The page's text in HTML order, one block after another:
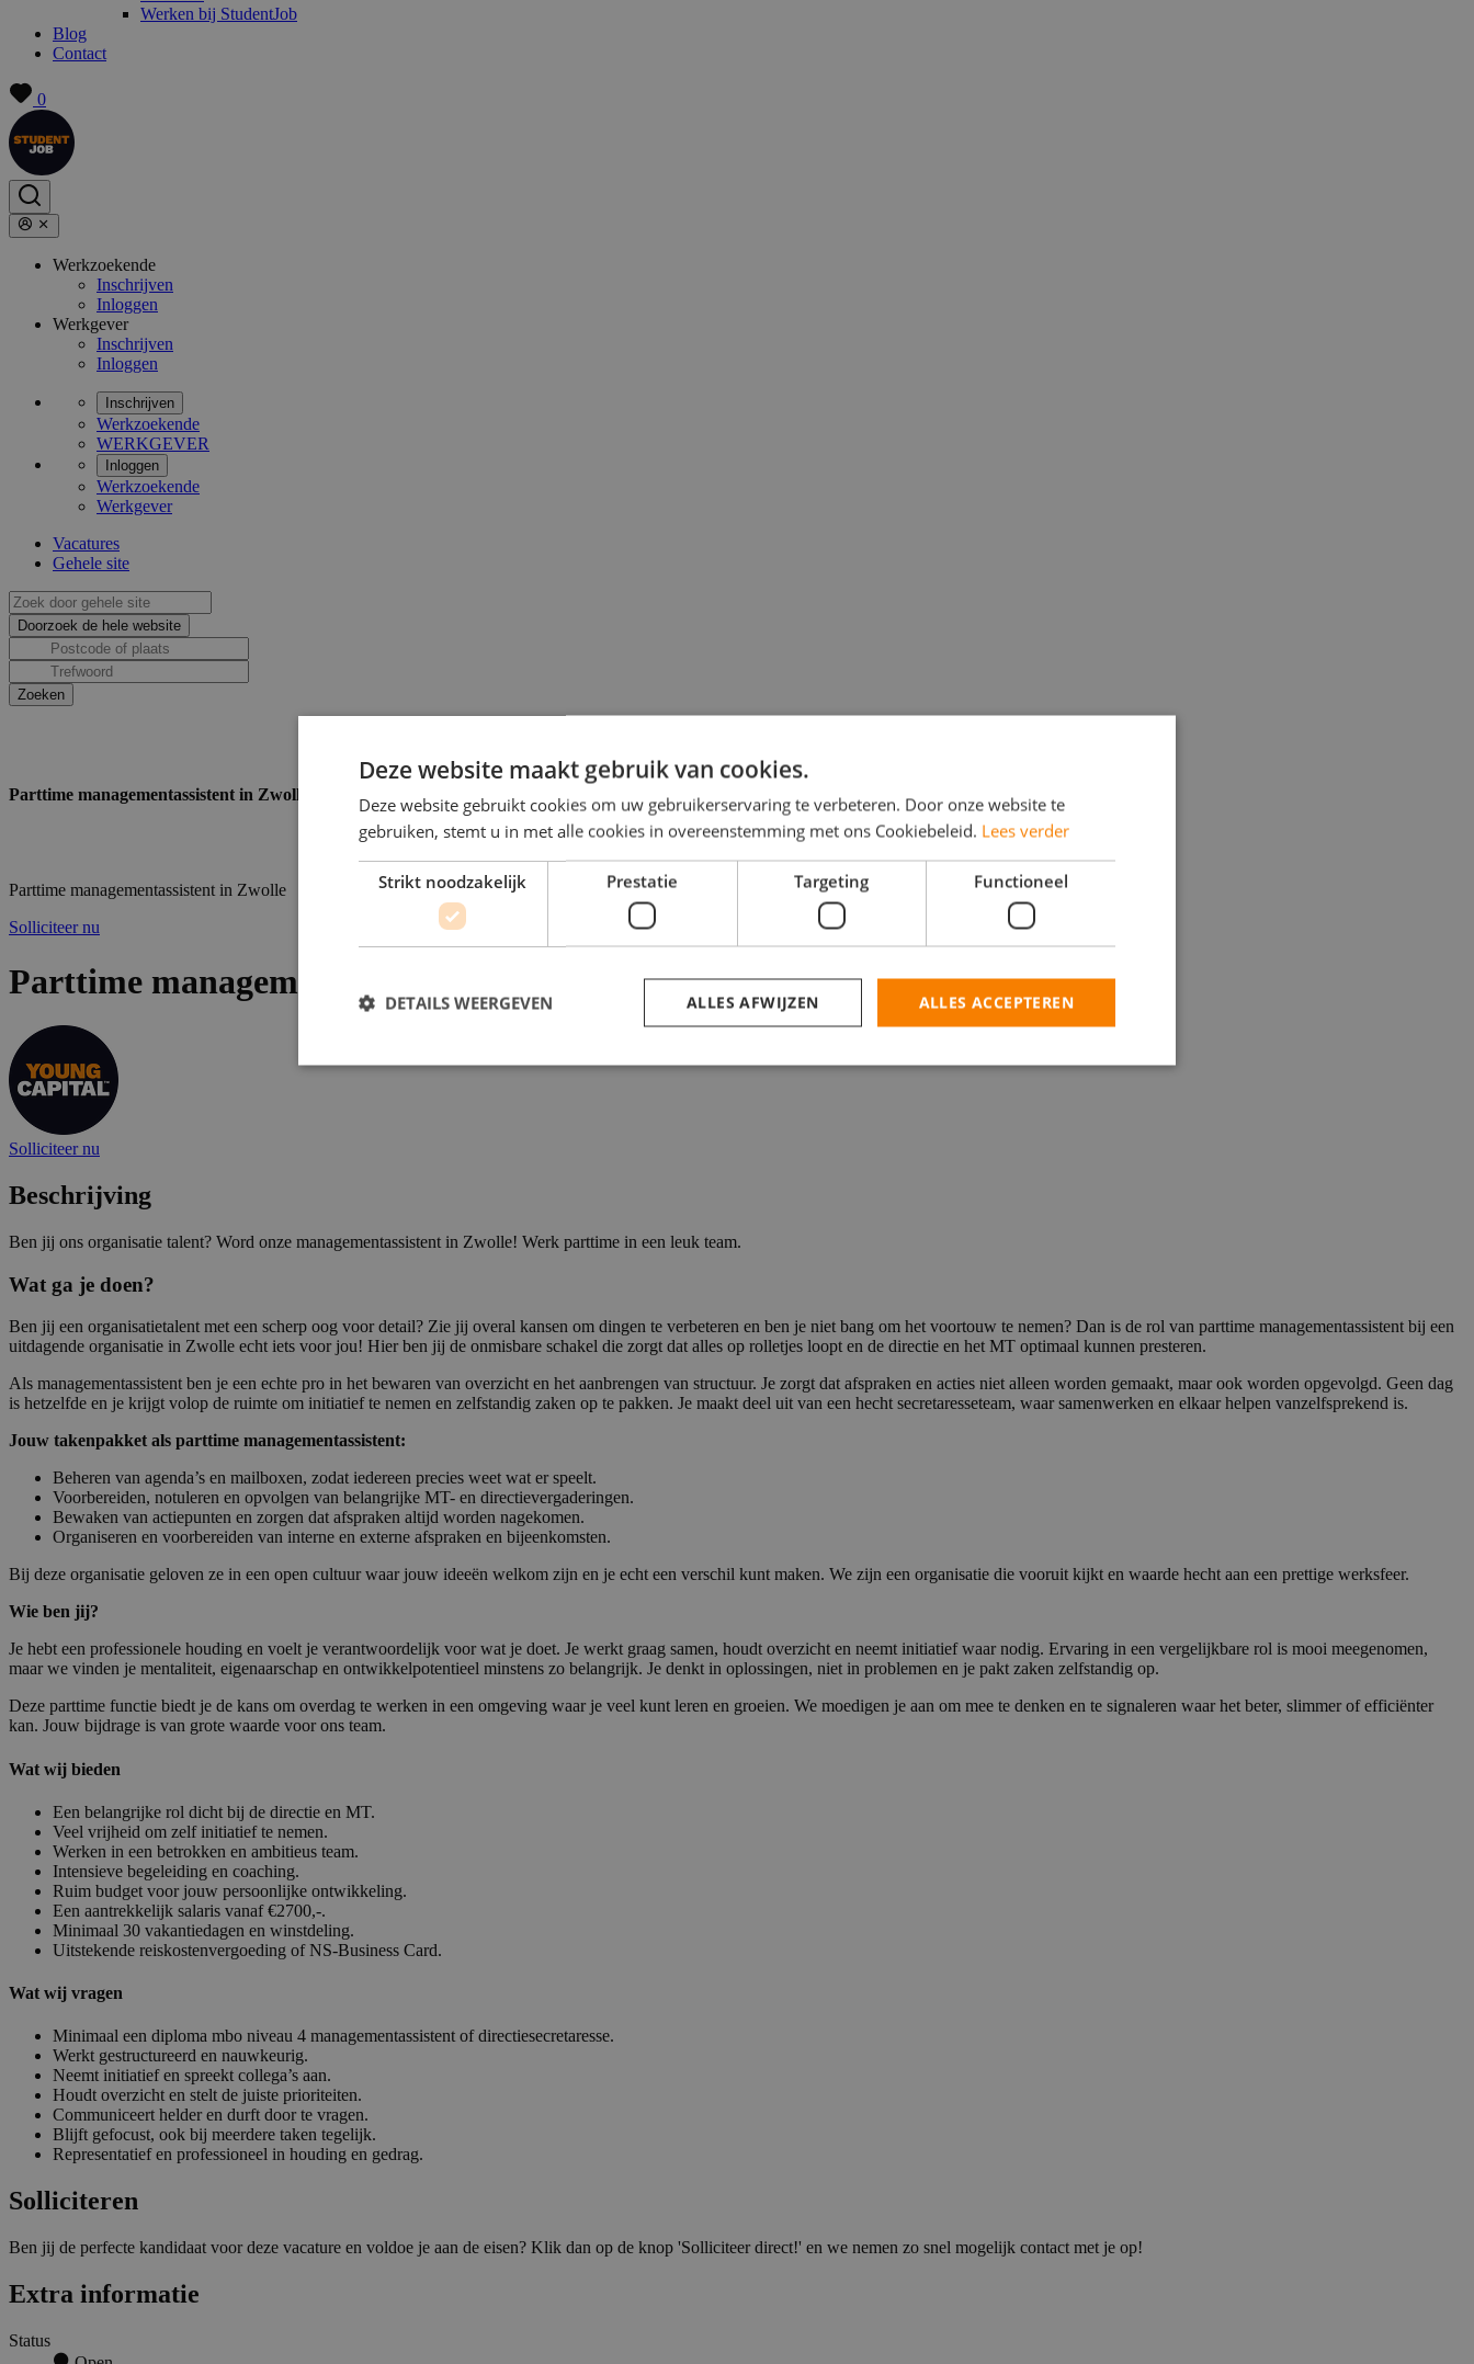
Werken bij StudentJob
Blog
Contact
0
Werkzoekende
Inschrijven
Inloggen
Werkgever
Inschrijven
Inloggen
Inschrijven
Werkzoekende
WERKGEVER
Inloggen
Werkzoekende
Werkgever
Vacatures
Gehele site
Parttime managementassistent in Zwolle
Parttime managementassistent in Zwolle
Solliciteer nu
Parttime managementassistent in Zwolle
Solliciteer nu
Beschrijving
Ben jij ons organisatie talent? Word onze managementassistent in Zwolle! Werk parttime in een leuk team.
Wat ga je doen?
Ben jij een organisatietalent met een scherp oog voor detail? Zie jij overal kansen om dingen te verbeteren en ben je niet bang om het voortouw te nemen? Dan is de rol van parttime managementassistent bij een
uitdagende organisatie in Zwolle echt iets voor jou! Hier ben jij de onmisbare schakel die zorgt dat alles op rolletjes loopt en de directie en het MT optimaal kunnen presteren.
Als managementassistent ben je een echte pro in het bewaren van overzicht en het aanbrengen van structuur. Je zorgt dat afspraken en acties niet alleen worden gemaakt, maar ook worden opgevolgd. Geen dag
is hetzelfde en je krijgt volop de ruimte om initiatief te nemen en zelfstandig zaken op te pakken. Je maakt deel uit van een hecht secretaresseteam, waar samenwerken en elkaar helpen vanzelfsprekend is.
Jouw takenpakket als parttime managementassistent:
Beheren van agenda’s en mailboxen, zodat iedereen precies weet wat er speelt.
Voorbereiden, notuleren en opvolgen van belangrijke MT- en directievergaderingen.
Bewaken van actiepunten en zorgen dat afspraken altijd worden nagekomen.
Organiseren en voorbereiden van interne en externe afspraken en bijeenkomsten.
Bij deze organisatie geloven ze in een open cultuur waar jouw ideeën welkom zijn en je echt een verschil kunt maken. We zijn een organisatie die vooruit kijkt en waarde hecht aan een prettige werksfeer.
Wie ben jij?
Je hebt een professionele houding en voelt je verantwoordelijk voor wat je doet. Je werkt graag samen, houdt overzicht en neemt initiatief waar nodig. Ervaring in een vergelijkbare rol is mooi meegenomen,
maar we vinden je mentaliteit, eigenaarschap en ontwikkelpotentieel minstens zo belangrijk. Je denkt in oplossingen, niet in problemen en je pakt zaken zelfstandig op.
Deze parttime functie biedt je de kans om overdag te werken in een omgeving waar je veel kunt leren en groeien. We moedigen je aan om mee te denken en te signaleren waar het beter, slimmer of efficiënter
kan. Jouw bijdrage is van grote waarde voor ons team.
Wat wij bieden
Een belangrijke rol dicht bij de directie en MT.
Veel vrijheid om zelf initiatief te nemen.
Werken in een betrokken en ambitieus team.
Intensieve begeleiding en coaching.
Ruim budget voor jouw persoonlijke ontwikkeling.
Een aantrekkelijk salaris vanaf €2700,-.
Minimaal 30 vakantiedagen en winstdeling.
Uitstekende reiskostenvergoeding of NS-Business Card.
Wat wij vragen
Minimaal een diploma mbo niveau 4 managementassistent of directiesecretaresse.
Werkt gestructureerd en nauwkeurig.
Neemt initiatief en spreekt collega’s aan.
Houdt overzicht en stelt de juiste prioriteiten.
Communiceert helder en durft door te vragen.
Blijft gefocust, ook bij meerdere taken tegelijk.
Representatief en professioneel in houding en gedrag.
Solliciteren
Ben jij de perfecte kandidaat voor deze vacature en voldoe je aan de eisen? Klik dan op de knop 'Solliciteer direct!' en we nemen zo snel mogelijk contact met je op!
Extra informatie
Status
Deze website maakt gebruik van cookies.
Deze website gebruikt cookies om uw gebruikerservaring te verbeteren. Door onze website te
gebruiken, stemt u in met alle cookies in overeenstemming met ons Cookiebeleid. Lees verder
Strikt noodzakelijk Prestatie Targeting Functioneel
ALLES ACCEPTEREN
ALLES AFWIJZEN
DETAILS WEERGEVEN